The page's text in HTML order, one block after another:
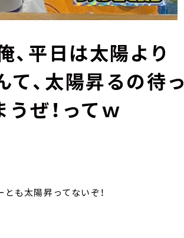
、平日は太陽より
て、太陽昇るの待っ
ぜ！ってｗ
も太陽昇ってないぞ！